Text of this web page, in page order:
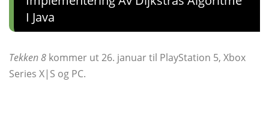
I Java
Tekken 8 kommer ut 26. januar til PlayStation 5, Xbox
Series X|S og PC.